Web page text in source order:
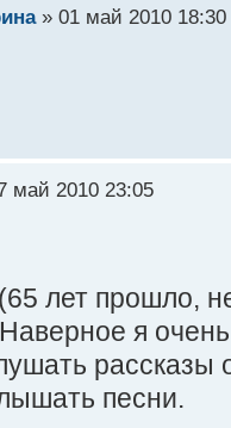
» 01 май 2010 18:30
май 2010 23:05
(65 лет прошло,
я
рассказы
песни.